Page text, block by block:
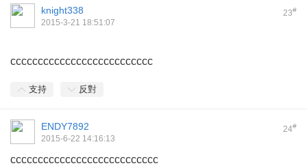
23#
knight338
2015-3-21 18:51:07
cccccccccccccccccccccccccc
支持 反對
24#
ENDY7892
2015-6-22 14:16:13
ccccccccccccccccccccccccccc